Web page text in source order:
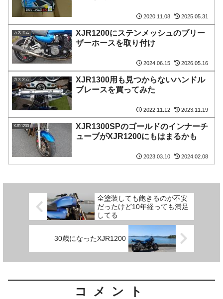
2020.11.08 2025.05.31
カスタム
XJR1200にステンメッシュのブリー
ザーホースを取り付け
2024.06.15 2026.05.16
カスタム
XJR1300用も見つからないハンドル
ブレースを買ってみた
2022.11.12 2023.11.19
XJR1200
XJR1300SPのゴールドのインナーチ
ューブがXJR1200にもはまるかも
2023.03.10 2024.02.08
全塗装しても飽きるのが不安
だったけど10年経っても満足
してる
30歳になったXJR1200
コメント